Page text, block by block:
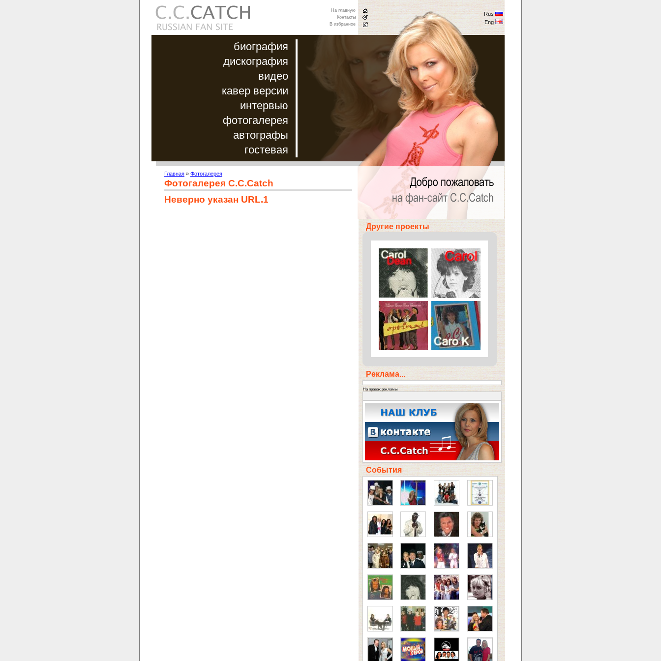
биография
дискография
видео
кавер версии
интервью
фотогалерея
автографы
гостевая
На главную
Контакты
В избранное
Rus
Eng
Главная » Фотогалерея
Фотогалерея C.C.Catch
Неверно указан URL.1
Другие проекты
Реклама...
На правах рекламы
События